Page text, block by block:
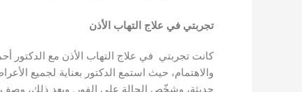
تجربتي في علاج التهاب الأذن
كانت تجربتي في علاج التهاب الأذن مع الدكتور
والاهتمام، حيث استمع الدكتور بعناية لجميع
حديثة، وشخّص الحالة على الفور. وبعد ذلك، وصف